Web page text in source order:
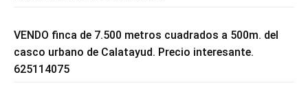
VENDO finca de 7.500 metros cuadrados a 500m. del
casco urbano de Calatayud. Precio interesante.
625114075